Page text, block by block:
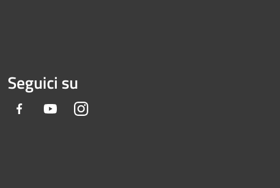
Seguici su
Facebook YoutubeInstagram